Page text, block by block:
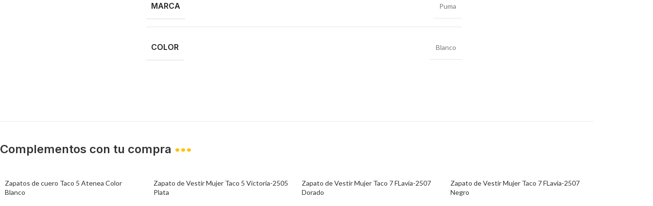
MARCA Puma
COLOR Blanco
Complementos con tu compra •••
Zapatos de cuero Taco 5 Atenea Color
Blanco
Zapato de Vestir Mujer Taco 5 Victoria-2505
Plata
Zapato de Vestir Mujer Taco 7 FLavia-2507
Dorado
Zapato de Vestir Mujer Taco 7 FLavia-2507
Negro